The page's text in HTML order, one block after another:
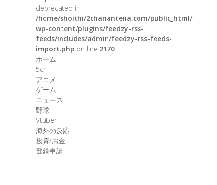
deprecated in
/home/shoithi/2chanantena.com/public_html/
wp-content/plugins/feedzy-rss-
feeds/includes/admin/feedzy-rss-feeds-
import.php on line 2170
ホーム
5ch
アニメ
ゲーム
ニュース
野球
Vtuber
海外の反応
投資/お金
登録申請